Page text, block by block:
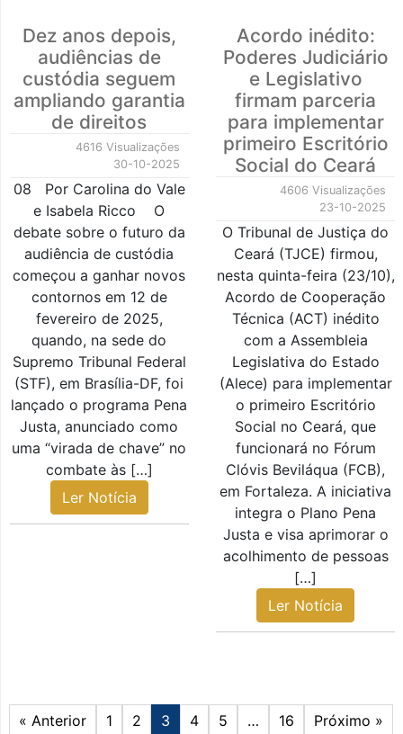
Dez anos depois,
audiências de
custódia seguem
ampliando garantia
de direitos
4616 Visualizações
30-10-2025
08 Por Carolina do Vale
e Isabela Ricco O
debate sobre o futuro da
audiência de custódia
começou a ganhar novos
contornos em 12 de
fevereiro de 2025,
quando, na sede do
Supremo Tribunal Federal
(STF), em Brasília-DF, foi
lançado o programa Pena
Justa, anunciado como
uma “virada de chave” no
combate às […]
Ler Notícia
Acordo inédito:
Poderes Judiciário
e Legislativo
firmam parceria
para implementar
primeiro Escritório
Social do Ceará
4606 Visualizações
23-10-2025
O Tribunal de Justiça do
Ceará (TJCE) firmou,
nesta quinta-feira (23/10),
Acordo de Cooperação
Técnica (ACT) inédito
com a Assembleia
Legislativa do Estado
(Alece) para implementar
o primeiro Escritório
Social no Ceará, que
funcionará no Fórum
Clóvis Beviláqua (FCB),
em Fortaleza. A iniciativa
integra o Plano Pena
Justa e visa aprimorar o
acolhimento de pessoas
[…]
Ler Notícia
« Anterior 1 2 3 4 5 … 16 Próximo »